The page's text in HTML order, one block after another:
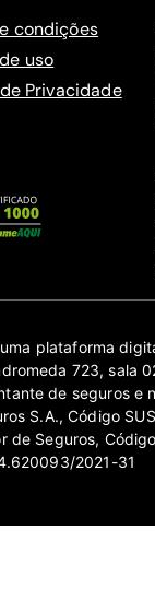
condições
uso
Privacidade
plataforma
723, sala
de seguros e
S.A., Código
Seguros,
2021-31